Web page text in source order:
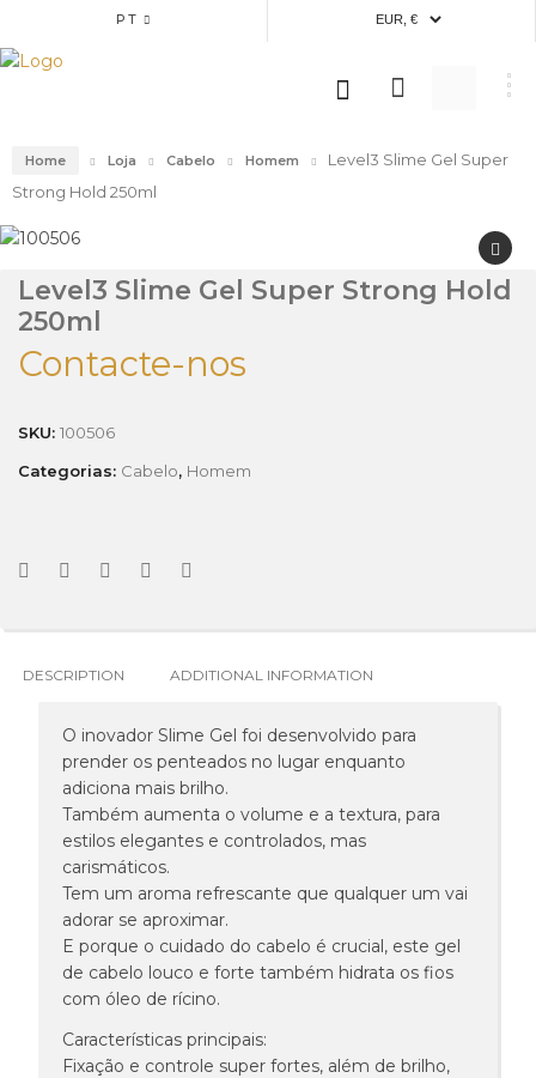
PT
Home Loja Cabelo Homem
Level3 Slime Gel Super
Strong Hold 250ml
Level3 Slime Gel Super Strong Hold
250ml
Contacte-nos
SKU: 100506
Categorias: Cabelo, Homem
DESCRIPTION ADDITIONAL INFORMATION
O inovador Slime Gel foi desenvolvido para
prender os penteados no lugar enquanto
adiciona mais brilho.
Também aumenta o volume e a textura, para
estilos elegantes e controlados, mas
carismáticos.
Tem um aroma refrescante que qualquer um vai
adorar se aproximar.
E porque o cuidado do cabelo é crucial, este gel
de cabelo louco e forte também hidrata os fios
com óleo de rícino.
Características principais:
Fixação e controle super fortes, além de brilho,